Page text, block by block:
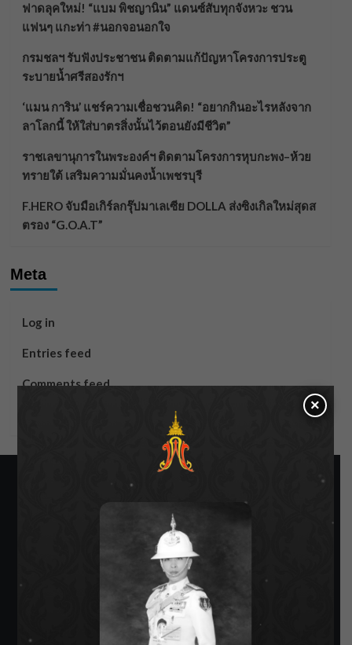
ฟาดลุคใหม่! “แบม พิชญานิน” แดนซ์สับทุกจังหวะ ชวน
แฟนๆ แกะท่า #นอกจอนอกใจ
กรมชลฯ รับฟังประชาชน ติดตามแก้ปัญหาโครงการประตู
ระบายน้ำศรีสองรักฯ
‘แมน การิน’ แชร์ความเชื่อชวนคิด! “อยากกินอะไรหลังจาก
ลาโลกนี้ ให้ใส่บาตรสิ่งนั้นไว้ตอนยังมีชีวิต”
ราชเลขานุการในพระองค์ฯ ติดตามโครงการหุบกะพง–ห้วย
ทรายใต้ เสริมความมั่นคงน้ำเพชรบุรี
F.HERO จับมือเกิร์ลกรุ๊ปมาเลเซีย DOLLA ส่งซิงเกิลใหม่สุดส
ตรอง “G.O.A.T”
Meta
Log in
Entries feed
Comments feed
SIAMRATH VARIETY
×